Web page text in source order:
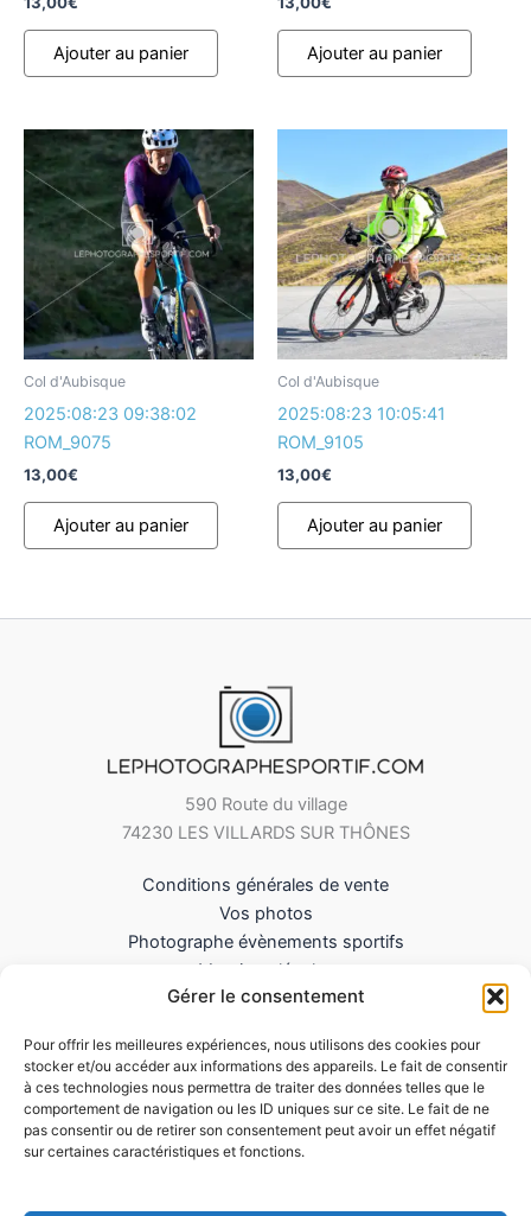
Gérer le consentement
Pour offrir les meilleures expériences, nous utilisons des cookies pour
stocker et/ou accéder aux informations des appareils. Le fait de consentir
à ces technologies nous permettra de traiter des données telles que le
comportement de navigation ou les ID uniques sur ce site. Le fait de ne
pas consentir ou de retirer son consentement peut avoir un effet négatif
sur certaines caractéristiques et fonctions.
Ajouter au panier Ajouter au panier
Col d'Aubisque
2025:08:23 09:38:02
ROM_9075
13,00€
Ajouter au panier
Col d'Aubisque
2025:08:23 10:05:41
ROM_9105
13,00€
Ajouter au panier
590 Route du village
74230 LES VILLARDS SUR THÔNES
Conditions générales de vente
Vos photos
Photographe évènements sportifs
Mentions légales
Mes Téléchargements
Politique de cookies (UE)